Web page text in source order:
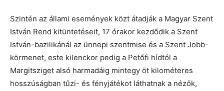
Szintén az állami események közt átadják a Magyar Szent
István Rend kitüntetéseit, 17 órakor kezdődik a Szent
István-bazilikánál az ünnepi szentmise és a Szent Jobb-
körmenet, este kilenckor pedig a Petőfi hídtól a
Margitsziget alsó harmadáig mintegy öt kilométeres
hosszúságban tűzi- és fényjátékot láthatnak a nézők,